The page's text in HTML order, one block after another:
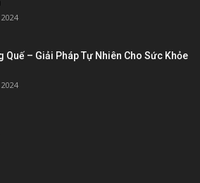
Quế – Giải Pháp Tự Nhiên Cho Sức Khỏe